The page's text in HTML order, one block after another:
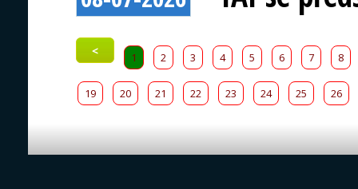
< 1 2 3 4 5 6 7 8
19 20 21 22 23 24 25 26